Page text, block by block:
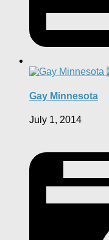
Gay Minnesota
July 1, 2014